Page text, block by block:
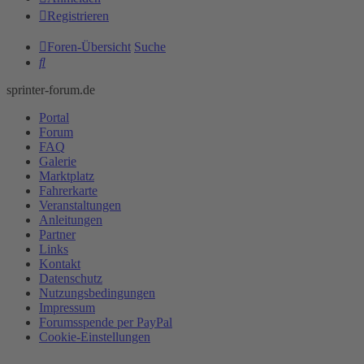
Registrieren
Foren-Übersicht Suche
Suche
sprinter-forum.de
Portal
Forum
FAQ
Galerie
Marktplatz
Fahrerkarte
Veranstaltungen
Anleitungen
Partner
Links
Kontakt
Datenschutz
Nutzungsbedingungen
Impressum
Forumsspende per PayPal
Cookie-Einstellungen